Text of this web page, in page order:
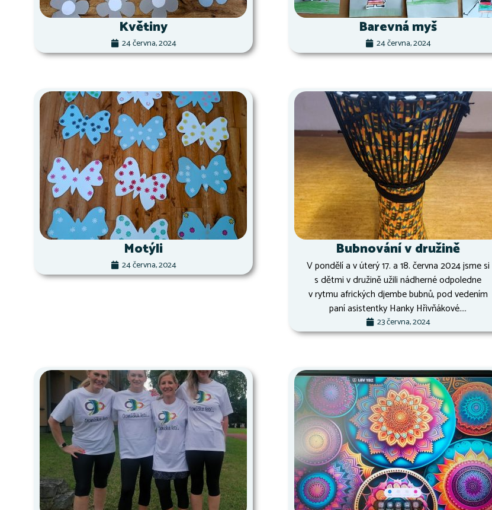
Květiny
24 června, 2024
Barevná myš
24 června, 2024
Motýli
24 června, 2024
Bubnování v družině
V pondělí a v úterý 17. a 18. června 2024 jsme si
s dětmi v družině užili nádherné odpoledne
v rytmu afrických djembe bubnů, pod vedením
paní asistentky Hanky Hřivňákové....
23 června, 2024